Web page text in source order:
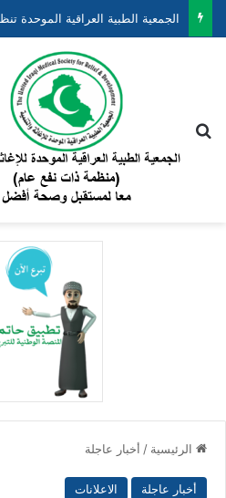
الرئيسية / أخبار عاجلة
أخبار عاجلة الاعلانات